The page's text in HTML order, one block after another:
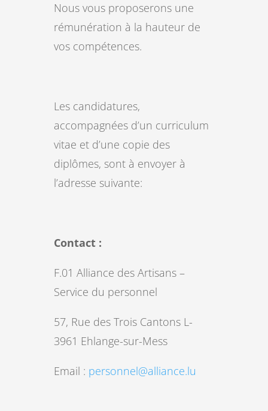
Nous vous proposerons une
rémunération à la hauteur de
vos compétences.
Les candidatures,
accompagnées d’un curriculum
vitae et d’une copie des
diplômes, sont à envoyer à
l’adresse suivante:
Contact :
F.01 Alliance des Artisans –
Service du personnel
57, Rue des Trois Cantons L-
3961 Ehlange-sur-Mess
Email : personnel@alliance.lu